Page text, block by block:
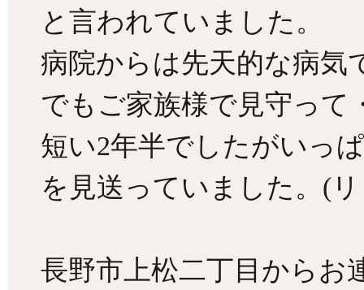
と言われていました。
病院からは先天的な病気
でもご家族様で見守って
短い2年半でしたがいっ
を見送っていました。(
長野市上松二丁目からお